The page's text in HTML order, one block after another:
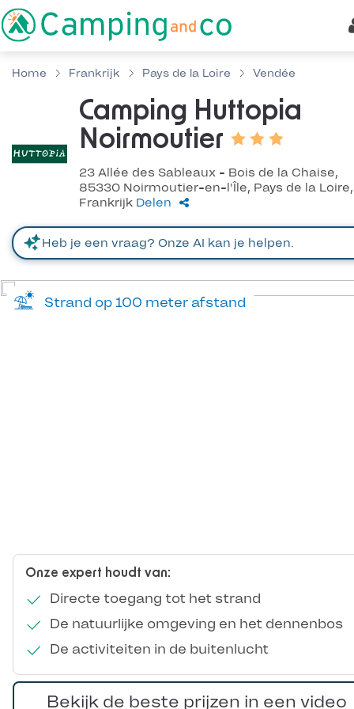
Home Frankrijk Pays de la Loire Vendée
Camping Huttopia
Noirmoutier
23 Allée des Sableaux - Bois de la Chaise,
85330 Noirmoutier-en-l'Île, Pays de la Loire,
Frankrijk Delen
Onze expert houdt van:
Directe toegang tot het strand
De natuurlijke omgeving en het dennenbos
De activiteiten in de buitenlucht
Strand op 100 meter afstand
Bekijk de beste prijzen in een video